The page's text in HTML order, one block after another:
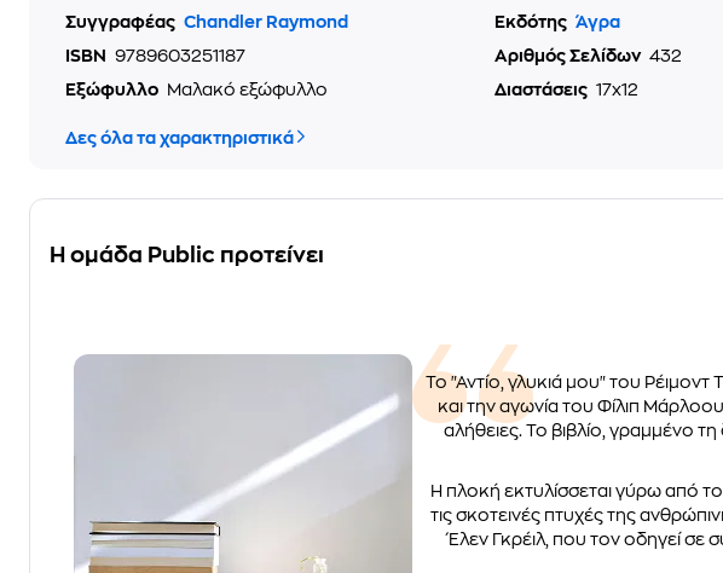
Συγγραφέας Chandler Raymond Εκδότης Άγρα
ISBN
9789603251187 Αριθμός Σελίδων 432
Εξώφυλλο
Μαλακό εξώφυλλο Διαστάσεις 17x12
Δες όλα τα χαρακτηριστικά
Η ομάδα Public προτείνει
Το "Αντίο, γλυκιά μου" του
και την αγωνία του Φίλιπ
αλήθειες. Το βιβλίο, γραμμένο τη
Η πλοκή εκτυλίσσεται γύρω από
τις σκοτεινές πτυχές της
Έλεν Γκρέιλ, που τον οδηγεί σε